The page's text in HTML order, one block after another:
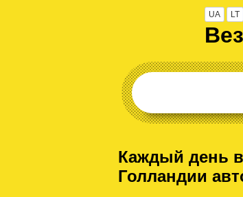
UA LT
Каждый день
Голландии